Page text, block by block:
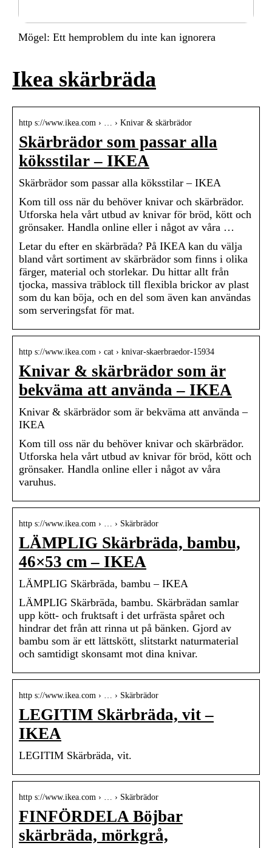
Mögel: Ett hemproblem du inte kan ignorera
Ikea skärbräda
http s://www.ikea.com › … › Knivar & skärbrädor
Skärbrädor som passar alla
köksstilar – IKEA
Skärbrädor som passar alla köksstilar – IKEA
Kom till oss när du behöver knivar och skärbrädor.
Utforska hela vårt utbud av knivar för bröd, kött och
grönsaker. Handla online eller i något av våra …
Letar du efter en skärbräda? På IKEA kan du välja
bland vårt sortiment av skärbrädor som finns i olika
färger, material och storlekar. Du hittar allt från
tjocka, massiva träblock till flexibla brickor av plast
som du kan böja, och en del som även kan användas
som serveringsfat för mat.
http s://www.ikea.com › cat › knivar-skaerbraedor-15934
Knivar & skärbrädor som är
bekväma att använda – IKEA
Knivar & skärbrädor som är bekväma att använda –
IKEA
Kom till oss när du behöver knivar och skärbrädor.
Utforska hela vårt utbud av knivar för bröd, kött och
grönsaker. Handla online eller i något av våra
varuhus.
http s://www.ikea.com › … › Skärbrädor
LÄMPLIG Skärbräda, bambu,
46×53 cm – IKEA
LÄMPLIG Skärbräda, bambu – IKEA
LÄMPLIG Skärbräda, bambu. Skärbrädan samlar
upp kött- och fruktsaft i det urfrästa spåret och
hindrar det från att rinna ut på bänken. Gjord av
bambu som är ett lättskött, slitstarkt naturmaterial
och samtidigt skonsamt mot dina knivar.
http s://www.ikea.com › … › Skärbrädor
LEGITIM Skärbräda, vit –
IKEA
LEGITIM Skärbräda, vit.
http s://www.ikea.com › … › Skärbrädor
FINFÖRDELA Böjbar
skärbräda, mörkgrå,